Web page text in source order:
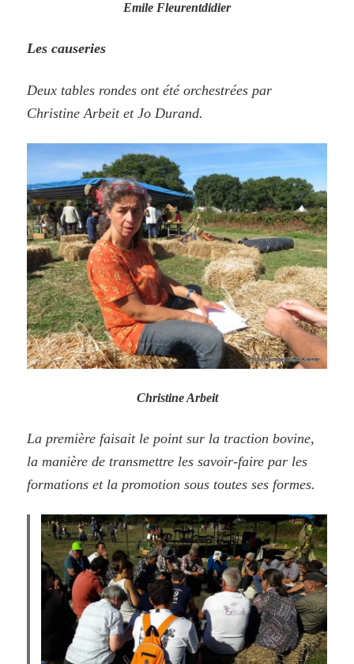
Emile Fleurentdidier
Les causeries
Deux tables rondes ont été orchestrées par
Christine Arbeit et Jo Durand.
Christine Arbeit
La première faisait le point sur la traction bovine,
la manière de transmettre les savoir-faire par les
formations et la promotion sous toutes ses formes.